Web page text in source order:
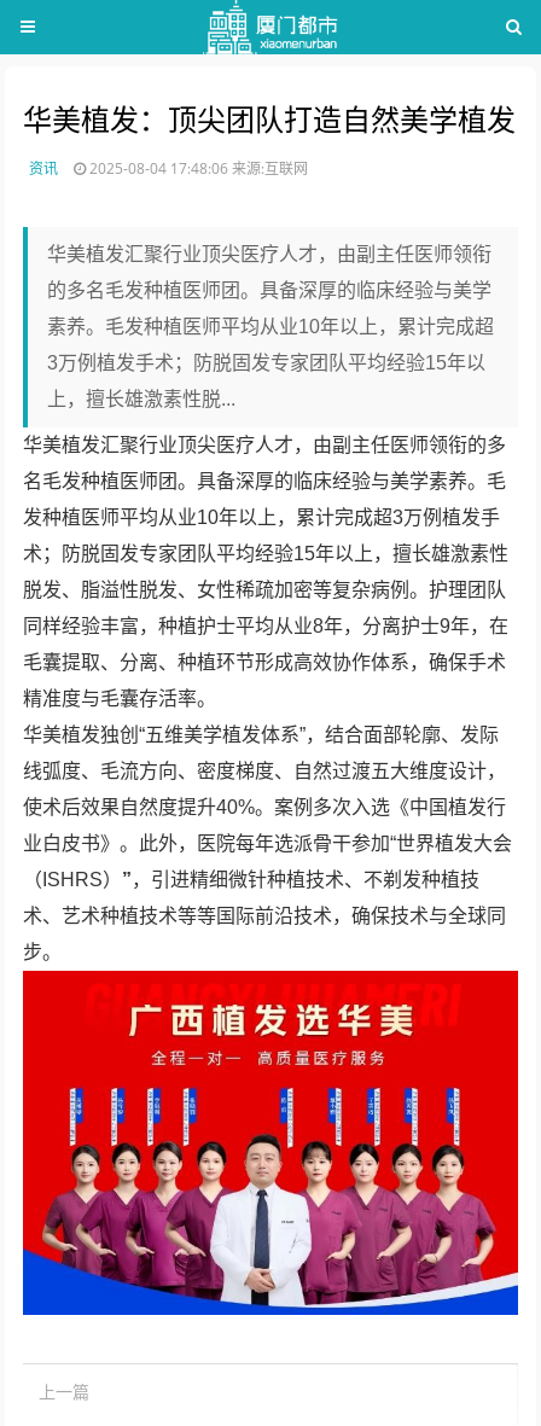
华美植发：顶尖团队打造自然美学植发
资讯 2025-08-04 17:48:06来源:互联网
华美植发汇聚行业顶尖医疗人才，由副主任医师领衔
的多名毛发种植医师团。具备深厚的临床经验与美学
素养。毛发种植医师平均从业10年以上，累计完成超
3万例植发手术；防脱固发专家团队平均经验15年以
上，擅长雄激素性脱...
华美植发汇聚行业顶尖医疗人才，由副主任医师领衔的多
名毛发种植医师团。具备深厚的临床经验与美学素养。毛
发种植医师平均从业10年以上，累计完成超3万例植发手
术；防脱固发专家团队平均经验15年以上，擅长雄激素性
脱发、脂溢性脱发、女性稀疏加密等复杂病例。护理团队
同样经验丰富，种植护士平均从业8年，分离护士9年，在
毛囊提取、分离、种植环节形成高效协作体系，确保手术
精准度与毛囊存活率。
华美植发独创“五维美学植发体系”，结合面部轮廓、发际
线弧度、毛流方向、密度梯度、自然过渡五大维度设计，
使术后效果自然度提升40%。案例多次入选《中国植发行
业白皮书》。此外，医院每年选派骨干参加“世界植发大会
（ISHRS） ”，引进精细微针种植技术、不剃发种植技
术、艺术种植技术等等国际前沿技术，确保技术与全球同
步。
上一篇